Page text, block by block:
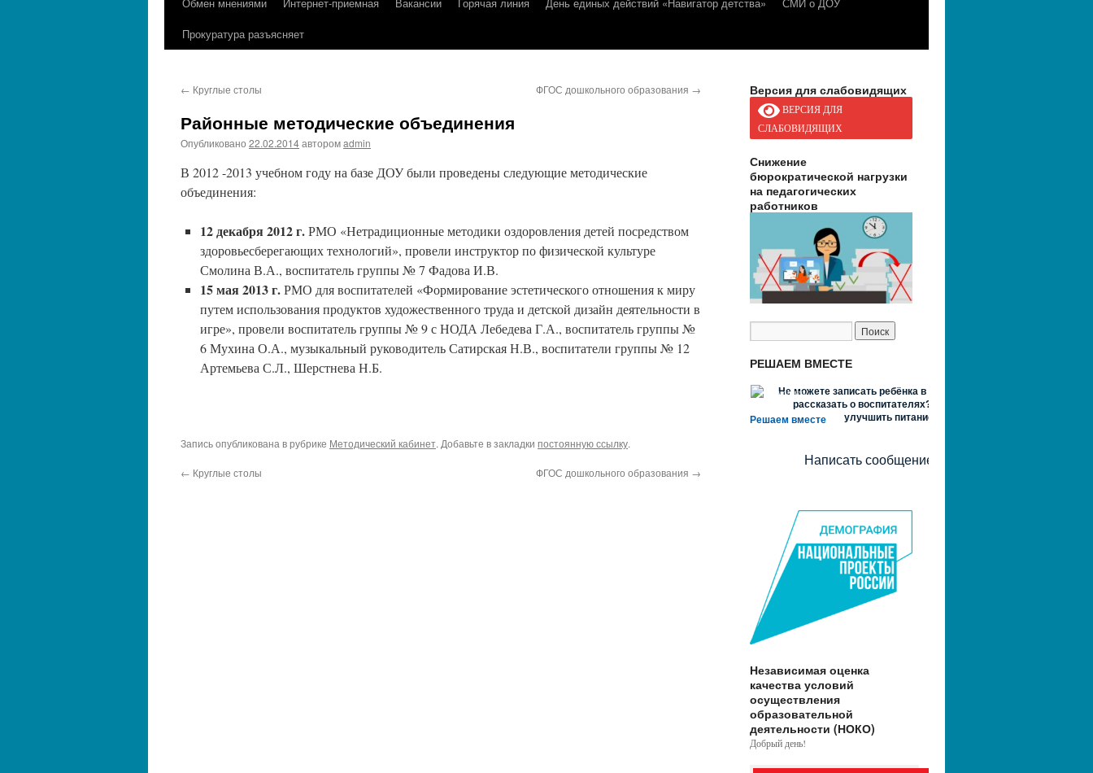
Прокуратура разъясняет
← Круглые столы ФГОС дошкольного образования →
Районные методические объединения
Опубликовано 22.02.2014авторомadmin
В 2012 -2013 учебном году на базе ДОУ были проведены следующие методические
объединения:
12 декабря 2012 г.РМО «Нетрадиционные методики оздоровления детей посредством
здоровьесберегающих технологий», провели инструктор по физической культуре
Смолина В.А., воспитатель группы № 7 Фадова И.В.
15 мая 2013 г.РМО для воспитателей «Формирование эстетического отношения к миру
путем использования продуктов художественного труда и детской дизайн деятельности в
игре», провели воспитатель группы № 9 с НОДА Лебедева Г.А., воспитатель группы №
6 Мухина О.А., музыкальный руководитель Сатирская Н.В., воспитатели группы № 12
Артемьева С.Л., Шерстнева Н.Б.
Запись опубликована в рубрике Методический кабинет. Добавьте в закладки постоянную ссылку.
← Круглые столы ФГОС дошкольного образования →
Версия для слабовидящих
ВЕРСИЯ ДЛЯ
СЛАБОВИДЯЩИХ
Снижение
бюрократической нагрузки
на педагогических
работников
РЕШАЕМ ВМЕСТЕ
Решаем вместе
Не можете записать ребёнка в сад? Хотите
рассказать о воспитателях? Знаете, как
улучшить питание и занятия?
Написать сообщение
Независимая оценка
качества условий
осуществления
образовательной
деятельности (НОКО)
Добрый день!